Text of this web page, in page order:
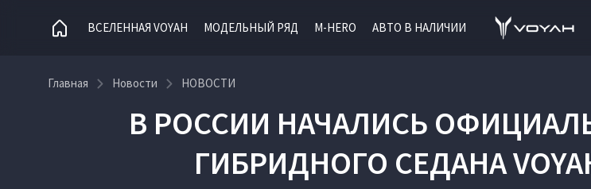
ВСЕЛЕННАЯ VOYAH МОДЕЛЬНЫЙ РЯД M-HERO АВТО В НАЛИЧИИ
Главная Новости НОВОСТИ
В РОССИИ НАЧАЛИСЬ
ГИБРИДНОГО СЕДАНА